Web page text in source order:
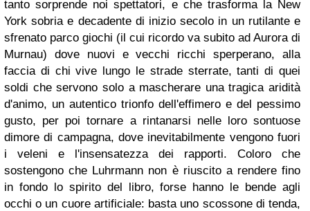
tanto sorprende noi spettatori, e che trasforma la New
York sobria e decadente di inizio secolo in un rutilante e
sfrenato parco giochi (il cui ricordo va subito ad Aurora di
Murnau) dove nuovi e vecchi ricchi sperperano, alla
faccia di chi vive lungo le strade sterrate, tanti di quei
soldi che servono solo a mascherare una tragica aridità
d'animo, un autentico trionfo dell'effimero e del pessimo
gusto, per poi tornare a rintanarsi nelle loro sontuose
dimore di campagna, dove inevitabilmente vengono fuori
i veleni e l'insensatezza dei rapporti. Coloro che
sostengono che Luhrmann non è riuscito a rendere fino
in fondo lo spirito del libro, forse hanno le bende agli
occhi o un cuore artificiale: basta uno scossone di tenda,